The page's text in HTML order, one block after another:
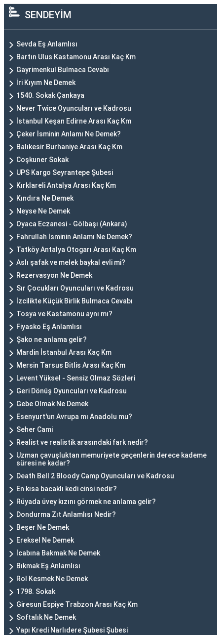
SENDEYİM
Sevda Eş Anlamlısı
Bartın Ulus Kastamonu Arası Kaç Km
Gayrimenkul Bulmaca Cevabı
İri Kıyım Ne Demek
1540. Sokak Çankaya
Never Twice Oyuncuları ve Kadrosu
İstanbul Keşan Edirne Arası Kaç Km
Çeker İsminin Anlamı Ne Demek?
Balıkesir Burhaniye Arası Kaç Km
Coşkuner Sokak
UPS Kargo Seyrantepe Şubesi
Kırklareli Antalya Arası Kaç Km
Kındıra Ne Demek
Neyse Ne Demek
Oyaca Eczanesi - Gölbaşı (Ankara)
Fahrullah İsminin Anlamı Ne Demek?
Tatköy Antalya Otogarı Arası Kaç Km
Aslı şafak ve melek baykal evli mi?
Rezervasyon Ne Demek
Sır Çocukları Oyuncuları ve Kadrosu
İzcilikte Küçük Birlik Bulmaca Cevabı
Tosya ve Kastamonu aynı mı?
Fiyasko Eş Anlamlısı
Şako ne anlama gelir?
Mardin İstanbul Arası Kaç Km
Mersin Tarsus Bitlis Arası Kaç Km
Levent Yüksel - Sensiz Olmaz Sözleri
Geri Dönüş Oyuncuları ve Kadrosu
Gebe Olmak Ne Demek
Esenyurt'un Avrupa mı Anadolu mu?
Seher Cami
Realist ve realistik arasındaki fark nedir?
Uzman çavuşluktan memuriyete geçenlerin derece kademe
süresi ne kadar?
Death Bell 2 Bloody Camp Oyuncuları ve Kadrosu
En kısa bacaklı kedi cinsi nedir?
Rüyada üvey kızını görmek ne anlama gelir?
Dondurma Zıt Anlamlısı Nedir?
Beşer Ne Demek
Ereksel Ne Demek
İcabına Bakmak Ne Demek
Bıkmak Eş Anlamlısı
Rol Kesmek Ne Demek
1798. Sokak
Giresun Espiye Trabzon Arası Kaç Km
Softalık Ne Demek
Yapı Kredi Narlıdere Şubesi Şubesi